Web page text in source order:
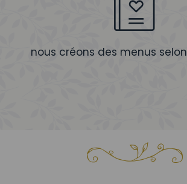
nous créons des menus selon